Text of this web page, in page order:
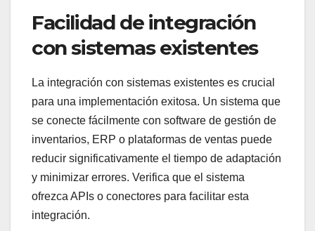
Facilidad de integración
con sistemas existentes
La integración con sistemas existentes es crucial
para una implementación exitosa. Un sistema que
se conecte fácilmente con software de gestión de
inventarios, ERP o plataformas de ventas puede
reducir significativamente el tiempo de adaptación
y minimizar errores. Verifica que el sistema
ofrezca APIs o conectores para facilitar esta
integración.